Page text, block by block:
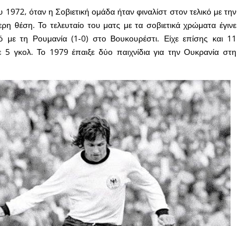
όταν η Σοβιετική ομάδα ήταν φιναλίστ στον τελικό με την
θέση. Το τελευταίο του ματς με τα σοβιετικά χρώματα έγινε
με τη Ρουμανία (1-0) στο Βουκουρέστι. Είχε επίσης και 11
γκολ. Το 1979 έπαιξε δύο παιχνίδια για την Ουκρανία στη